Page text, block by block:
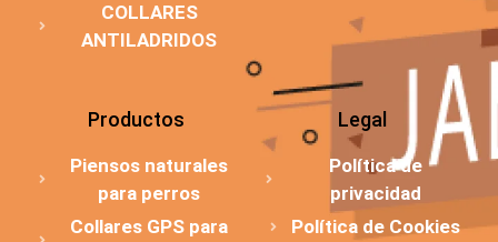
COLLARES
ANTILADRIDOS
Productos
Piensos naturales
para perros
Collares GPS para
Legal
Política de
privacidad
Política de Cookies